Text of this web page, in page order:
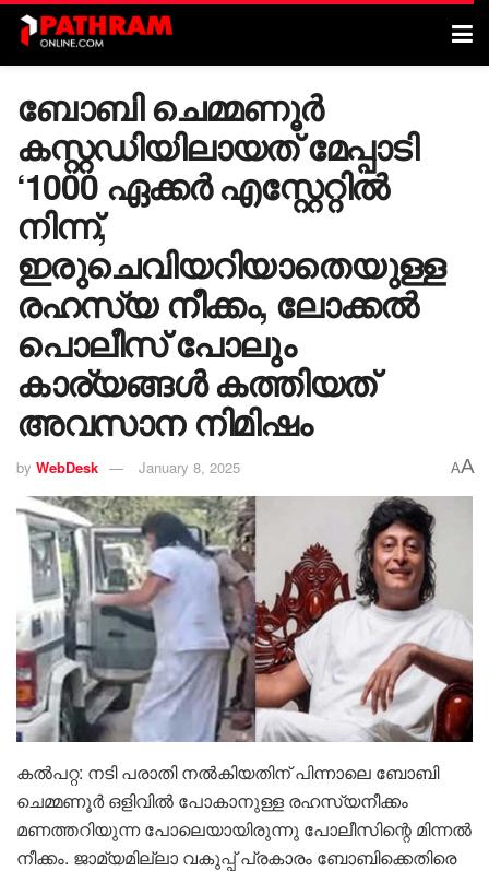
ബോബി ചെമ്മണൂർ
കസ്റ്റഡിയിലായത് മേപ്പാടി
‘1000 ഏക്കർ എസ്റ്റേറ്റിൽ
നിന്ന്,
ഇരുചെവിയറിയാതെയുള്ള
രഹസ്യ നീക്കം, ലോക്കൽ
പൊലീസ് പോലും
കാര്യങ്ങൾ കത്തിയത്
അവസാന നിമിഷം
by WebDesk January 8, 2025 AA
കൽപറ്റ: നടി പരാതി നൽകിയതിന് പിന്നാലെ ബോബി
ചെമ്മണൂർ ഒളിവിൽ പോകാനുള്ള രഹസ്യനീക്കം
മണത്തറിയുന്ന പോലെയായിരുന്നു പോലീസിന്റെ മിന്നൽ
നീക്കം. ജാമ്യമില്ലാ വകുപ്പ് പ്രകാരം ബോബിക്കെതിരെ